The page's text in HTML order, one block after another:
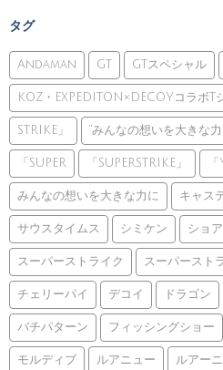
タグ
Andaman GT GTスペシャル
KOZ・EXPEDITON×DECOYコラボT
STRIKE」 ”みんなの想いを大きな
「SUPER 「SUPERSTRIKE」
みんなの想いを大きな力に キャス
サウスタイムス シミケン ショ
スーパーストライク スーパースト
チェリーパイ デコイ ドラゴン
バチパターン フィッシングショー
モルディブ ルアニュー ルアー